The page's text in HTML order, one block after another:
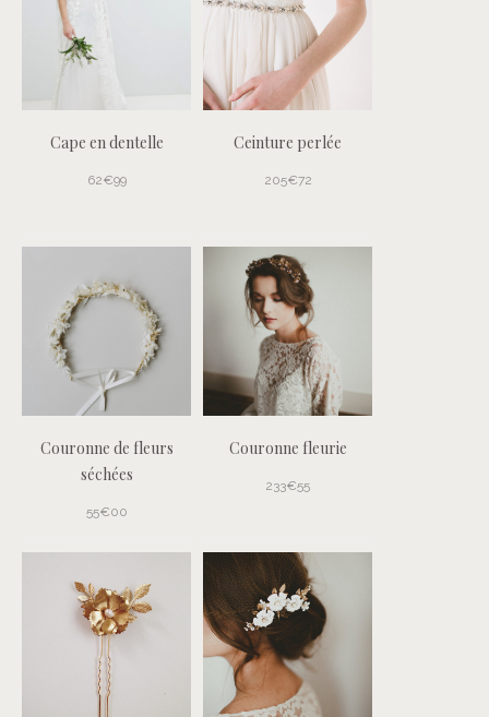
Cape en dentelle
62€99
Ceinture perlée
205€72
Couronne de fleurs
séchées
55€00
Couronne fleurie
233€55